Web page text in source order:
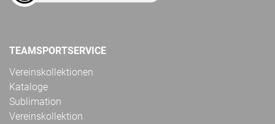
TEAMSPORTSERVICE
Vereinskollektionen
Kataloge
Sublimation
Vereinskollektion